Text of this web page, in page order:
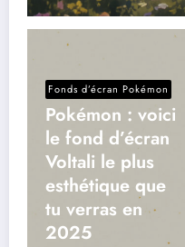
Fonds d’écran Pokémon
Pokémon : voici
le fond d’écran
Voltali le plus
esthétique que
tu verras en
2025